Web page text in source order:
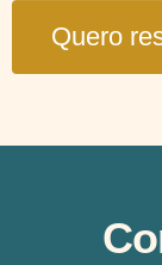
Quero